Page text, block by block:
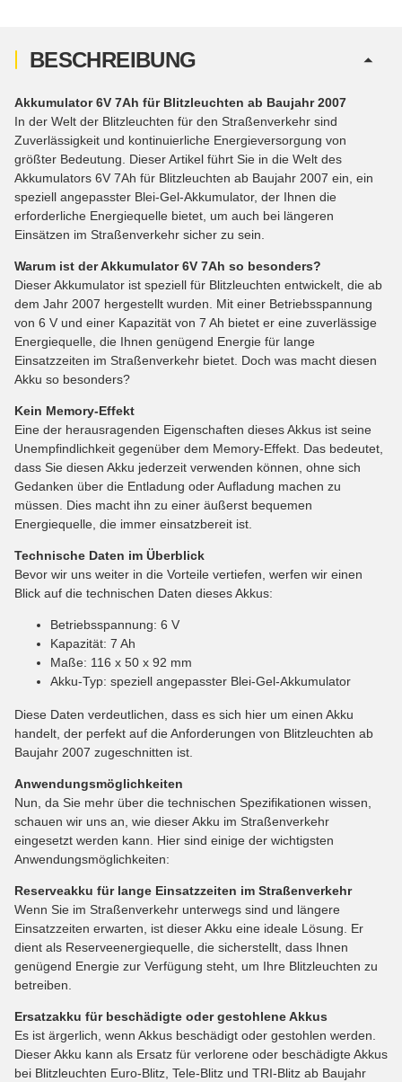
BESCHREIBUNG
Akkumulator 6V 7Ah für Blitzleuchten ab Baujahr 2007
In der Welt der Blitzleuchten für den Straßenverkehr sind
Zuverlässigkeit und kontinuierliche Energieversorgung von
größter Bedeutung. Dieser Artikel führt Sie in die Welt des
Akkumulators 6V 7Ah für Blitzleuchten ab Baujahr 2007 ein, ein
speziell angepasster Blei-Gel-Akkumulator, der Ihnen die
erforderliche Energiequelle bietet, um auch bei längeren
Einsätzen im Straßenverkehr sicher zu sein.
Warum ist der Akkumulator 6V 7Ah so besonders?
Dieser Akkumulator ist speziell für Blitzleuchten entwickelt, die ab
dem Jahr 2007 hergestellt wurden. Mit einer Betriebsspannung
von 6 V und einer Kapazität von 7 Ah bietet er eine zuverlässige
Energiequelle, die Ihnen genügend Energie für lange
Einsatzzeiten im Straßenverkehr bietet. Doch was macht diesen
Akku so besonders?
Kein Memory-Effekt
Eine der herausragenden Eigenschaften dieses Akkus ist seine
Unempfindlichkeit gegenüber dem Memory-Effekt. Das bedeutet,
dass Sie diesen Akku jederzeit verwenden können, ohne sich
Gedanken über die Entladung oder Aufladung machen zu
müssen. Dies macht ihn zu einer äußerst bequemen
Energiequelle, die immer einsatzbereit ist.
Technische Daten im Überblick
Bevor wir uns weiter in die Vorteile vertiefen, werfen wir einen
Blick auf die technischen Daten dieses Akkus:
Betriebsspannung: 6 V
Kapazität: 7 Ah
Maße: 116 x 50 x 92 mm
Akku-Typ: speziell angepasster Blei-Gel-Akkumulator
Diese Daten verdeutlichen, dass es sich hier um einen Akku
handelt, der perfekt auf die Anforderungen von Blitzleuchten ab
Baujahr 2007 zugeschnitten ist.
Anwendungsmöglichkeiten
Nun, da Sie mehr über die technischen Spezifikationen wissen,
schauen wir uns an, wie dieser Akku im Straßenverkehr
eingesetzt werden kann. Hier sind einige der wichtigsten
Anwendungsmöglichkeiten:
Reserveakku für lange Einsatzzeiten im Straßenverkehr
Wenn Sie im Straßenverkehr unterwegs sind und längere
Einsatzzeiten erwarten, ist dieser Akku eine ideale Lösung. Er
dient als Reserveenergiequelle, die sicherstellt, dass Ihnen
genügend Energie zur Verfügung steht, um Ihre Blitzleuchten zu
betreiben.
Ersatzakku für beschädigte oder gestohlene Akkus
Es ist ärgerlich, wenn Akkus beschädigt oder gestohlen werden.
Dieser Akku kann als Ersatz für verlorene oder beschädigte Akkus
bei Blitzleuchten Euro-Blitz, Tele-Blitz und TRI-Blitz ab Baujahr